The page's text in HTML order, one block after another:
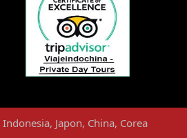
Indonesia, Japon, China, Corea